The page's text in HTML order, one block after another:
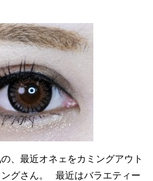
、最近オネェをカミングアウト
グさん。 最近はバラエティー